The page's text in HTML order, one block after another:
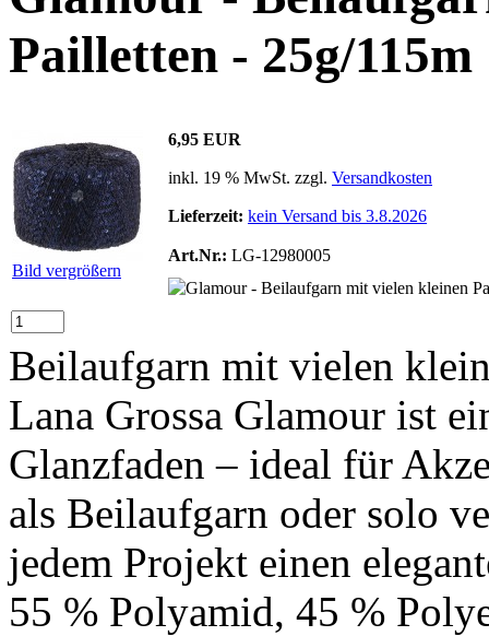
Pailletten - 25g/115m
Bild vergrößern
6,95 EUR
inkl. 19 % MwSt. zzgl. Versandkosten
Lieferzeit: kein Versand bis 3.8.2026
Art.Nr.: LG-12980005
Beilaufgarn mit vielen
Lana Grossa Glamour ist
Glanzfaden – ideal für
als Beilaufgarn oder solo
jedem Projekt einen
55 % Polyamid, 45 %